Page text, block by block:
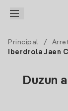
Principal /
Iberdrola Jaen
Duzun